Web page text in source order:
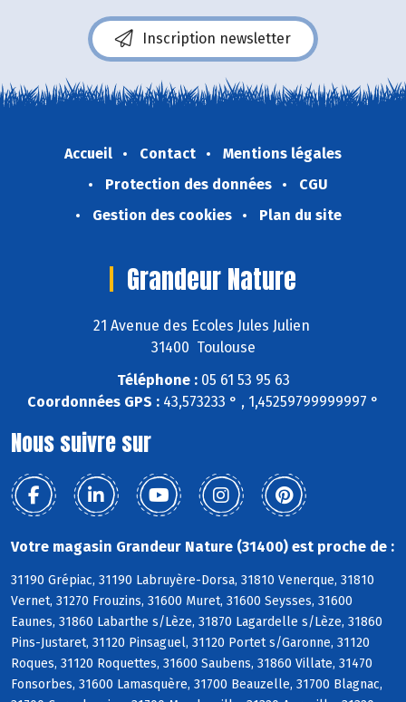
Inscription newsletter
Accueil Contact
Mentions légales
Protection des données
CGU
Gestion des cookies
Plan du site
Grandeur Nature
21 Avenue des Ecoles Jules Julien
31400 Toulouse
Téléphone :05 61 53 95 63
Coordonnées GPS : 43,573233 ° , 1,45259799999997 °
Nous suivre sur
Votre magasin Grandeur Nature (31400) est proche de :
31190 Grépiac, 31190 Labruyère-Dorsa, 31810 Venerque, 31810
Vernet, 31270 Frouzins, 31600 Muret, 31600 Seysses, 31600
Eaunes, 31860 Labarthe s/Lèze, 31870 Lagardelle s/Lèze, 31860
Pins-Justaret, 31120 Pinsaguel, 31120 Portet s/Garonne, 31120
Roques, 31120 Roquettes, 31600 Saubens, 31860 Villate, 31470
Fonsorbes, 31600 Lamasquère, 31700 Beauzelle, 31700 Blagnac,